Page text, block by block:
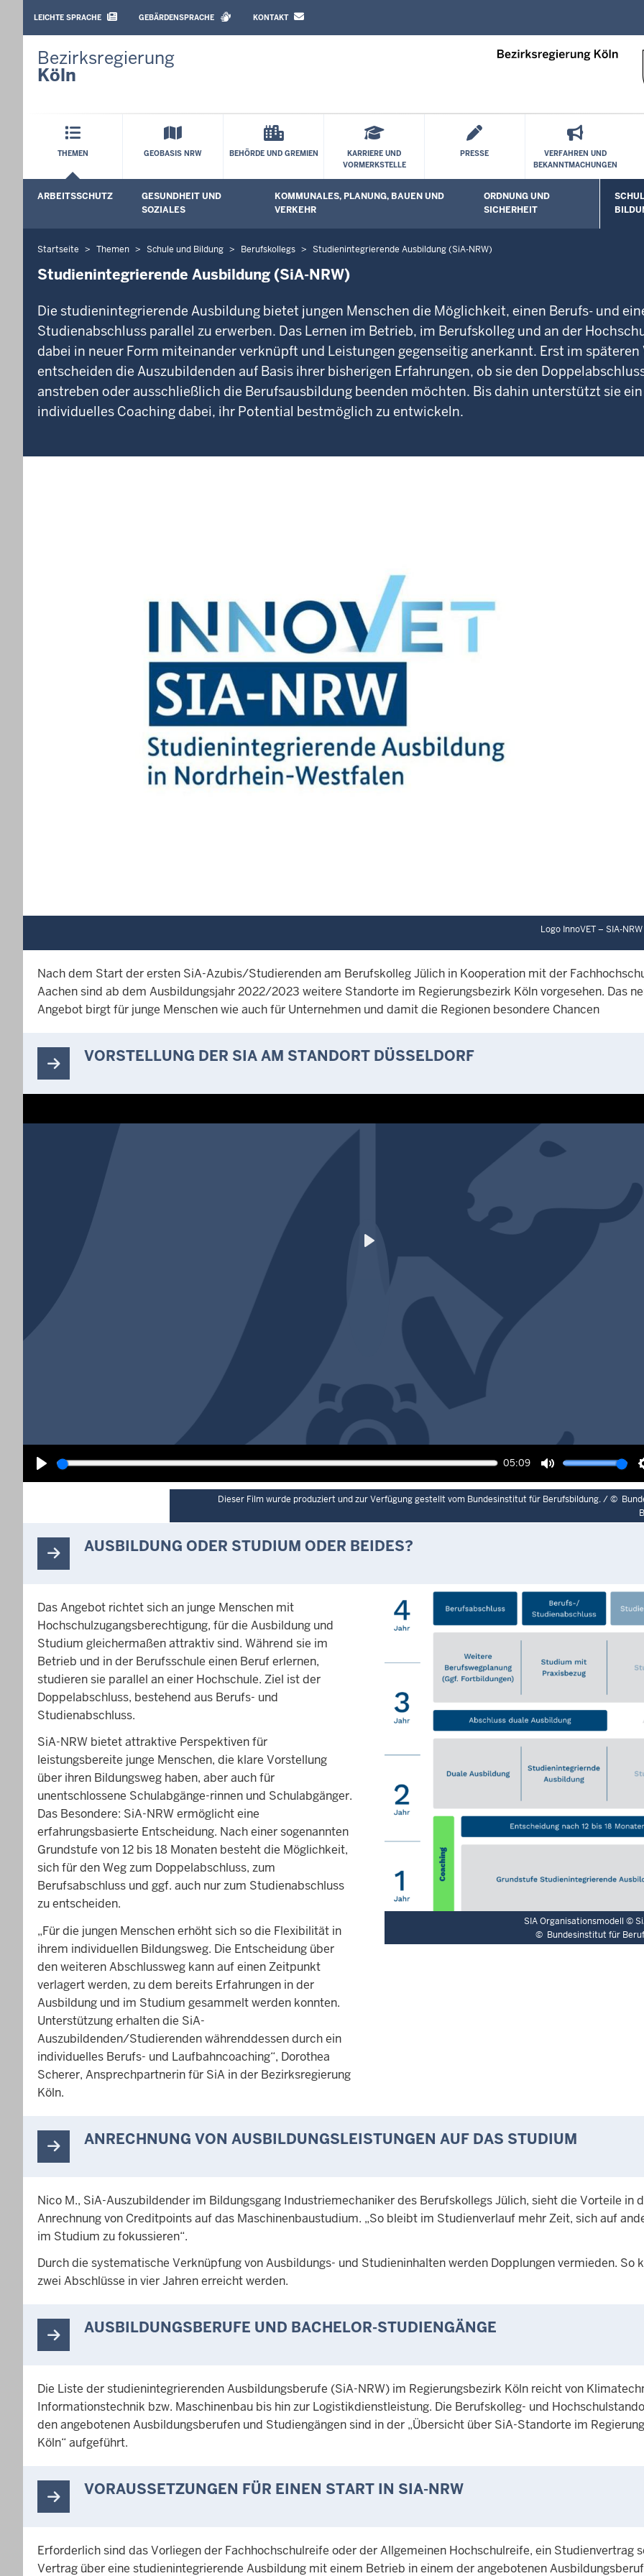
SPRACHEN
LEICHTE SPRACHE GEBÄRDENSPRACHE KONTAKT
Bezirksregierung
Köln
Hauptmenü
THEMEN GEOBASIS NRW BEHÖRDE UND GREMIEN
KARRIERE UND
VORMERKSTELLE
PRESSE
VERFAHREN UND
BEKANNTMACHUNGEN
ARBEITSSCHUTZ
Untermenü öffnen
GESUNDHEIT UND
SOZIALES
Untermenü öffnen
KOMMUNALES, PLANUNG, BAUEN UND
VERKEHR
Untermenü öffnen
ORDNUNG UND
SICHERHEIT
Sie
befinden
hier
Startseite Themen Schule und Bildung Berufskollegs Studienintegrierende Ausbildung (SiA-NRW)
Studienintegrierende Ausbildung (SiA-NRW)
Die studienintegrierende Ausbildung bietet jungen Menschen die Möglichkeit, einen Berufs- und
Studienabschluss parallel zu erwerben. Das Lernen im Betrieb, im Berufskolleg und an der
dabei in neuer Form miteinander verknüpft und Leistungen gegenseitig anerkannt. Erst im späteren
entscheiden die Auszubildenden auf Basis ihrer bisherigen Erfahrungen, ob sie den
anstreben oder ausschließlich die Berufsausbildung beenden möchten. Bis dahin unterstützt sie ein
individuelles Coaching dabei, ihr Potential bestmöglich zu entwickeln.
Logo InnoVET – SIA-
Nach dem Start der ersten SiA-Azubis/Studierenden am Berufskolleg Jülich in Kooperation mit der
Aachen sind ab dem Ausbildungsjahr 2022/2023 weitere Standorte im Regierungsbezirk Köln vorgesehen. Das
Angebot birgt für junge Menschen wie auch für Unternehmen und damit die Regionen besondere Chancen
VORSTELLUNG DER SIA AM STANDORT DÜSSELDORF
Wiedergabe
05:09
Ton
stummschalten
Wiedergabe
Dieser Film wurde produziert und zur Verfügung gestellt vom Bundesinstitut für Berufsbildung. /©
AUSBILDUNG ODER STUDIUM ODER BEIDES?
Das Angebot richtet sich an junge Menschen mit
Hochschulzugangsberechtigung, für die Ausbildung und
Studium gleichermaßen attraktiv sind. Während sie im
Betrieb und in der Berufsschule einen Beruf erlernen,
studieren sie parallel an einer Hochschule. Ziel ist der
Doppelabschluss, bestehend aus Berufs- und
Studienabschluss.
SiA-NRW bietet attraktive Perspektiven für
leistungsbereite junge Menschen, die klare Vorstellung
über ihren Bildungsweg haben, aber auch für
unentschlossene Schulabgänge-rinnen und Schulabgänger.
Das Besondere: SiA-NRW ermöglicht eine
erfahrungsbasierte Entscheidung. Nach einer sogenannten
Grundstufe von 12 bis 18 Monaten besteht die Möglichkeit,
sich für den Weg zum Doppelabschluss, zum
Berufsabschluss und ggf. auch nur zum Studienabschluss
zu entscheiden.
„Für die jungen Menschen erhöht sich so die Flexibilität in
ihrem individuellen Bildungsweg. Die Entscheidung über
den weiteren Abschlussweg kann auf einen Zeitpunkt
verlagert werden, zu dem bereits Erfahrungen in der
Ausbildung und im Studium gesammelt werden konnten.
Unterstützung erhalten die SiA-
Auszubildenden/Studierenden währenddessen durch ein
individuelles Berufs- und Laufbahncoaching“, Dorothea
Scherer, Ansprechpartnerin für SiA in der Bezirksregierung
Köln.
SIA Organisationsmodell ©
© Bundesinstitut für
ANRECHNUNG VON AUSBILDUNGSLEISTUNGEN AUF DAS STUDIUM
Nico M., SiA-Auszubildender im Bildungsgang Industriemechaniker des Berufskollegs Jülich, sieht die Vorteile in
Anrechnung von Creditpoints auf das Maschinenbaustudium. „So bleibt im Studienverlauf mehr Zeit, sich auf
im Studium zu fokussieren“.
Durch die systematische Verknüpfung von Ausbildungs- und Studieninhalten werden Dopplungen vermieden. So
zwei Abschlüsse in vier Jahren erreicht werden.
AUSBILDUNGSBERUFE UND BACHELOR-STUDIENGÄNGE
Die Liste der studienintegrierenden Ausbildungsberufe (SiA-NRW) im Regierungsbezirk Köln reicht von
Informationstechnik bzw. Maschinenbau bis hin zur Logistikdienstleistung. Die Berufskolleg- und
den angebotenen Ausbildungsberufen und Studiengängen sind in der „Übersicht über SiA-Standorte im
Köln“ aufgeführt.
VORAUSSETZUNGEN FÜR EINEN START IN SIA-NRW
Erforderlich sind das Vorliegen der Fachhochschulreife oder der Allgemeinen Hochschulreife, ein Studienvertrag
Vertrag über eine studienintegrierende Ausbildung mit einem Betrieb in einem der angebotenen